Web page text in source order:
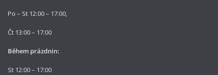
Po – St 12:00 – 17:00,
Čt 13:00 – 17:00
Během prázdnin:
St 12:00 – 17:00